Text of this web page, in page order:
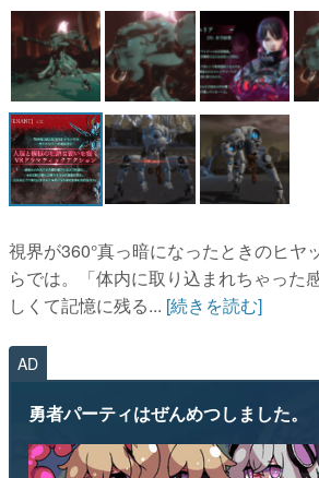
視界が360°真っ暗になったときのヒヤ
らでは。「体内に取り込まれちゃった
AD